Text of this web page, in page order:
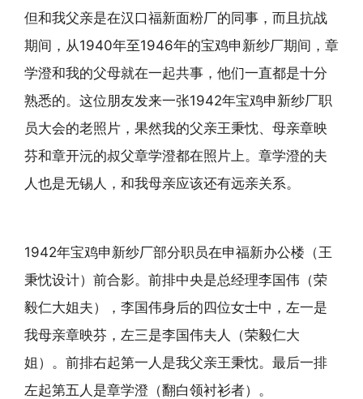
但和我父亲是在汉口福新面粉厂的同事，而且抗战
期间，从1940年至1946年的宝鸡申新纱厂期间，章
学澄和我的父母就在一起共事，他们一直都是十分
熟悉的。这位朋友发来一张1942年宝鸡申新纱厂职
员大会的老照片，果然我的父亲王秉忱、母亲章映
芬和章开沅的叔父章学澄都在照片上。章学澄的夫
人也是无锡人，和我母亲应该还有远亲关系。
1942年宝鸡申新纱厂部分职员在申福新办公楼（王
秉忱设计）前合影。前排中央是总经理李国伟（荣
毅仁大姐夫），李国伟身后的四位女士中，左一是
我母亲章映芬，左三是李国伟夫人（荣毅仁大
姐）。前排右起第一人是我父亲王秉忱。最后一排
左起第五人是章学澄（翻白领衬衫者）。